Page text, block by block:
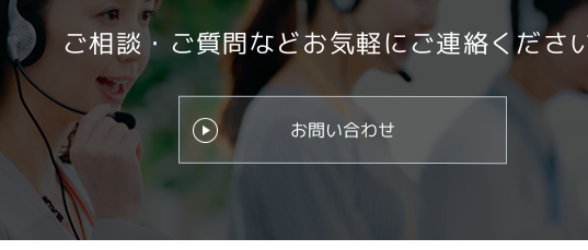
ご相談・ご質問などお気軽にご連絡くださ
お問い合わせ